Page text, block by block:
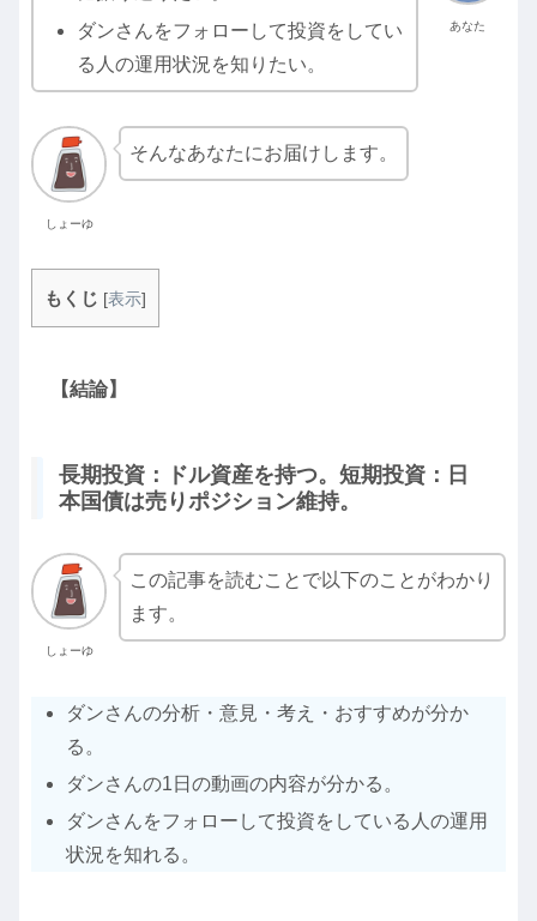
あなた
ダンさんをフォローして投資をしてい
る人の運用状況を知りたい。
しょーゆ
そんなあなたにお届けします。
もくじ [表示]
【結論】
長期投資：ドル資産を持つ。短期投資：日
本国債は売りポジション維持。
しょーゆ
この記事を読むことで以下のことがわかり
ます。
ダンさんの分析・意見・考え・おすすめが分か
る。
ダンさんの1日の動画の内容が分かる。
ダンさんをフォローして投資をしている人の運用
状況を知れる。